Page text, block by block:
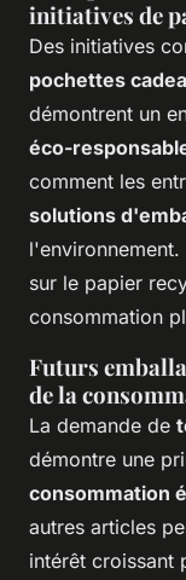
initiatives de
Des initiatives
pochettes
démontrent un
éco-
comment les
solutions
sur le papier
consommation
Futurs
de la
La demande de
démontre une
consommation
autres articles
intérêt croissant